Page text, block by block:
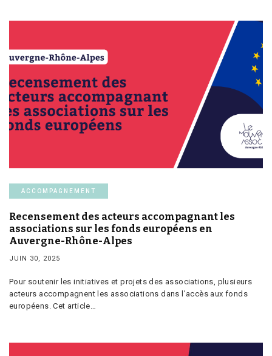
ACCOMPAGNEMENT
Recensement des acteurs accompagnant les
associations sur les fonds européens en
Auvergne-Rhône-Alpes
JUIN 30, 2025
Pour soutenir les initiatives et projets des associations, plusieurs
acteurs accompagnent les associations dans l’accès aux fonds
européens. Cet article…